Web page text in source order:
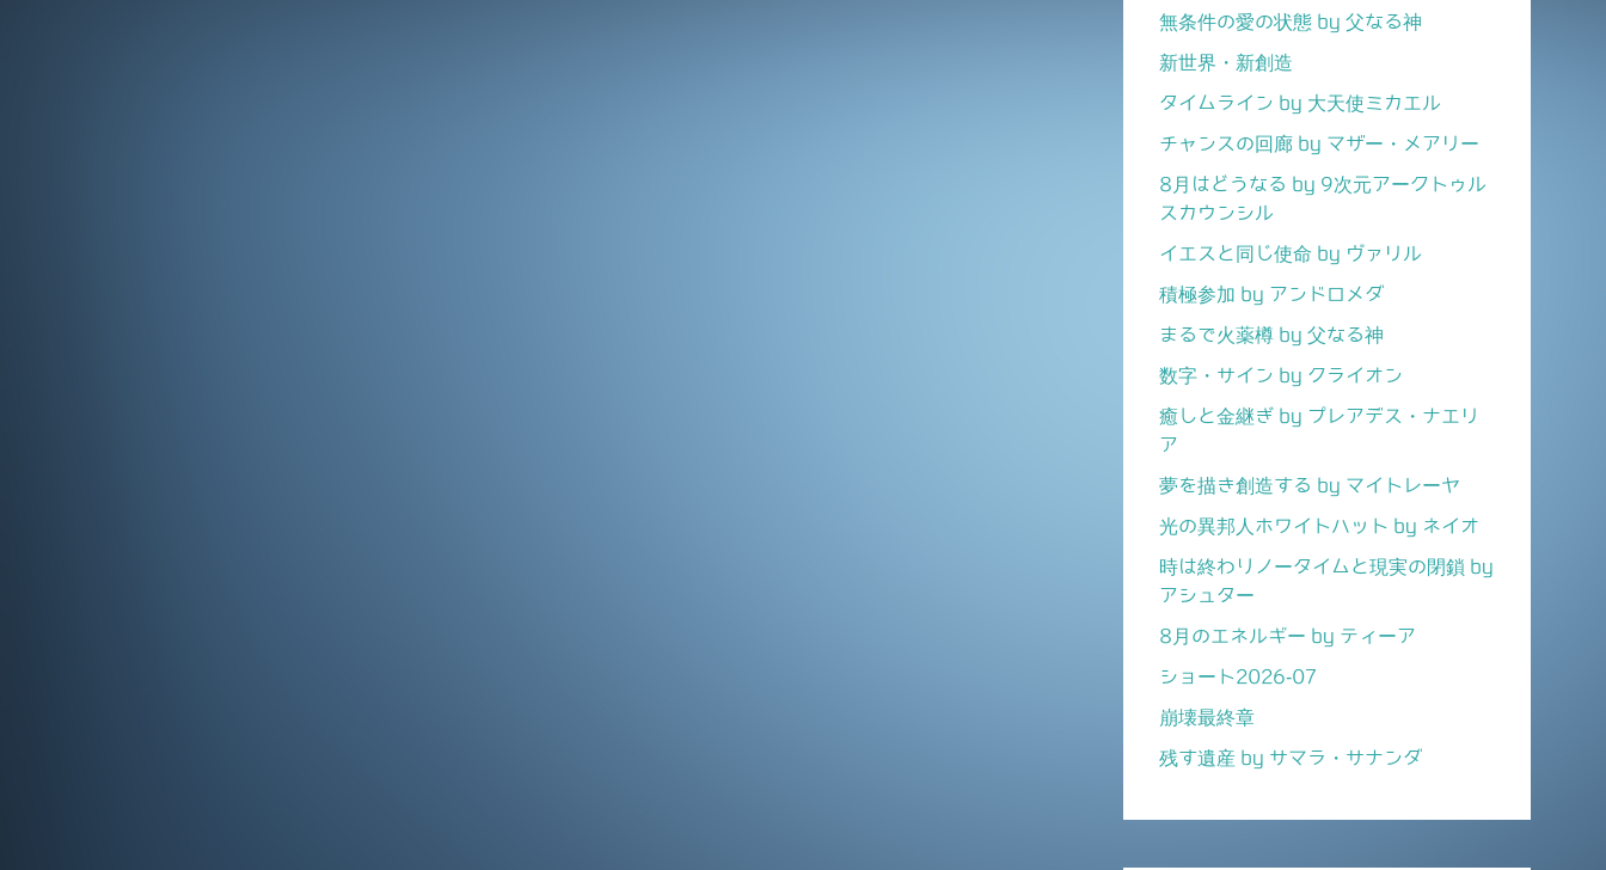
無条件の愛の状態 by 父なる神
新世界・新創造
タイムライン by 大天使ミカエル
チャンスの回廊 by マザー・メアリー
8月はどうなる by 9次元アークトゥル
スカウンシル
イエスと同じ使命 by ヴァリル
積極参加 by アンドロメダ
まるで火薬樽 by 父なる神
数字・サイン by クライオン
癒しと金継ぎ by プレアデス・ナエリ
ア
夢を描き創造する by マイトレーヤ
光の異邦人ホワイトハット by ネイオ
時は終わりノータイムと現実の閉鎖 by
アシュター
8月のエネルギー by ティーア
ショート2026-07
崩壊最終章
残す遺産 by サマラ・サナンダ